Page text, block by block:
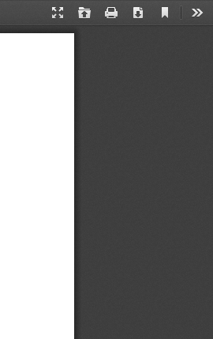
Presentation
Mode
Open Print Download
Current